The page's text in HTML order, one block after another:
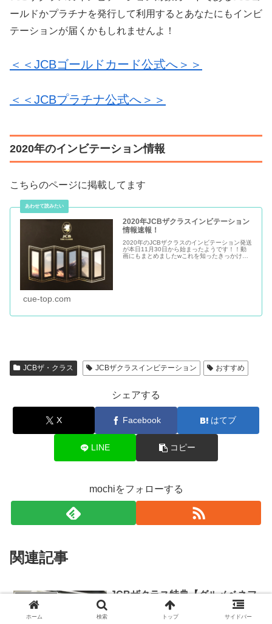
ールドかプラチナを発行して利用するとあなたにもインビ
テーションが届くかもしれませんよ！
＜＜JCBゴールドカード公式へ＞＞
＜＜JCBプラチナ公式へ＞＞
2020年のインビテーション情報
こちらのページに掲載してます
2020年JCBザクラスインビテーション
情報速報！
2020年のJCBザクラスのインビテーション発送
が本日11月30日から始まったようです！！動
画にもまとめましたwこれを知ったきっかけが
cue-top.com
JCBザ・クラス JCBザクラスインビテーション おすすめ
シェアする
X Facebook はてブ
LINE コピー
mochiをフォローする
関連記事
JCBザクラス特典【グルメベネフ
ィット】電話予約した実際の応対
ホーム 検索 トップ サイドバー